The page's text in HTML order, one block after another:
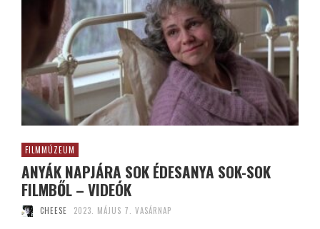
FILMMÚZEUM
ANYÁK NAPJÁRA SOK ÉDESANYA SOK-SOK
FILMBŐL – VIDEÓK
CHEESE 2023. MÁJUS 7. VASÁRNAP